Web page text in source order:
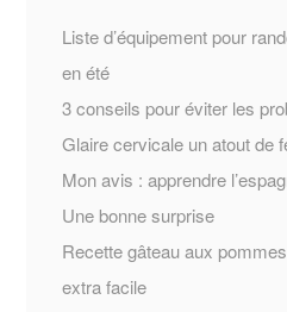
Liste d’équipement pour
en été
3 conseils pour éviter les
Glaire cervicale un atout de
Mon avis : apprendre
Une bonne surprise
Recette gâteau aux
extra facile